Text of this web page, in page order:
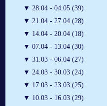
▼ 28.04 - 04.05 (39)
▼ 21.04 - 27.04 (28)
▼ 14.04 - 20.04 (18)
▼ 07.04 - 13.04 (30)
▼ 31.03 - 06.04 (27)
▼ 24.03 - 30.03 (24)
▼ 17.03 - 23.03 (25)
▼ 10.03 - 16.03 (29)